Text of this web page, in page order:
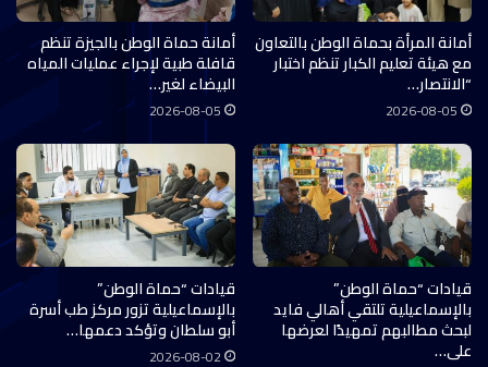
أمانة المرأة بحماة الوطن بالتعاون
مع هيئة تعليم الكبار تنظم اختبار
“الانتصار…
2026-08-05
أمانة حماة الوطن بالجيزة تنظم
قافلة طبية لإجراء عمليات المياه
البيضاء لغير…
2026-08-05
قيادات “حماة الوطن”
بالإسماعيلية تلتقي أهالي فايد
لبحث مطالبهم تمهيدًا لعرضها
على…
قيادات “حماة الوطن”
بالإسماعيلية تزور مركز طب أسرة
أبو سلطان وتؤكد دعمها…
2026-08-02